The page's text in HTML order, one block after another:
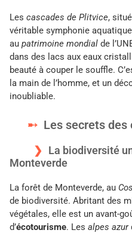
Les cascades de Plitvice,
véritable symphonie
au patrimoine mondial de
dans des lacs aux eaux
beauté à couper le souffle.
la main de l’homme, et un
inoubliable.
Les secrets
La biodiversité
Monteverde
La forêt de Monteverde, au
de biodiversité. Abritant des
végétales, elle est un avant-
d’écotourisme. Les alpes azur